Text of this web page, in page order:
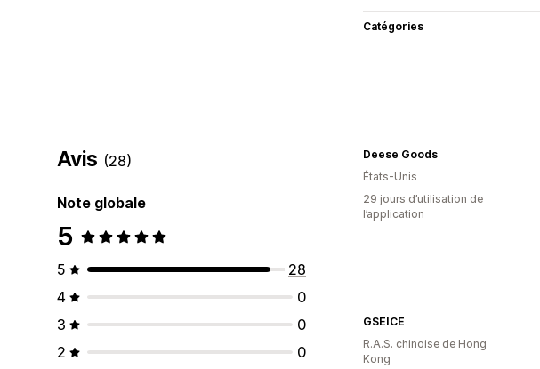
Catégories
Avis (28)
Note globale
5
5
28
4
0
3
0
2
0
Deese Goods
États-Unis
29 jours d’utilisation de
l’application
GSEICE
R.A.S. chinoise de Hong
Kong